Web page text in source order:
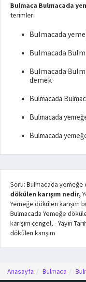
Bulmaca Bulmacada
terimleri
Bulmacada
Bulmacada
Bulmacada
demek
Bulmacada
Bulmacada
Bulmacada
Soru: Bulmacada yemeğe
dökülen karışım nedir,
Yemeğe dökülen karışım
Bulmacada Yemeğe
karışım çengel, - Yayın
dökülen karışım
Anasayfa Bulmaca